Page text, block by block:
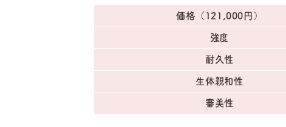
価格（121,000円）
強度
耐久性
生体親和性
審美性